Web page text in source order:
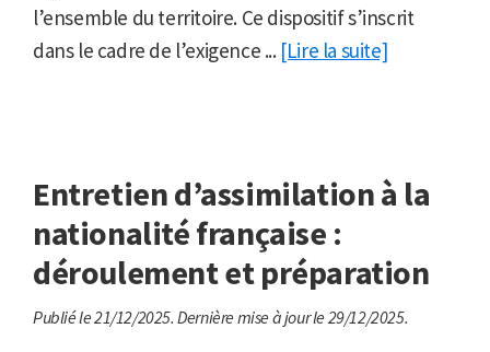
l’ensemble du territoire. Ce dispositif s’inscrit
dans le cadre de l’exigence ... [Lire la suite]
Entretien d’assimilation à la
nationalité française :
déroulement et préparation
Publié le 21/12/2025. Dernière mise à jour le 29/12/2025.